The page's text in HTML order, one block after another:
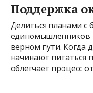
Поддержка
Делиться планами с
единомышленников
верном пути. Когда
начинают питаться
облегчает процесс